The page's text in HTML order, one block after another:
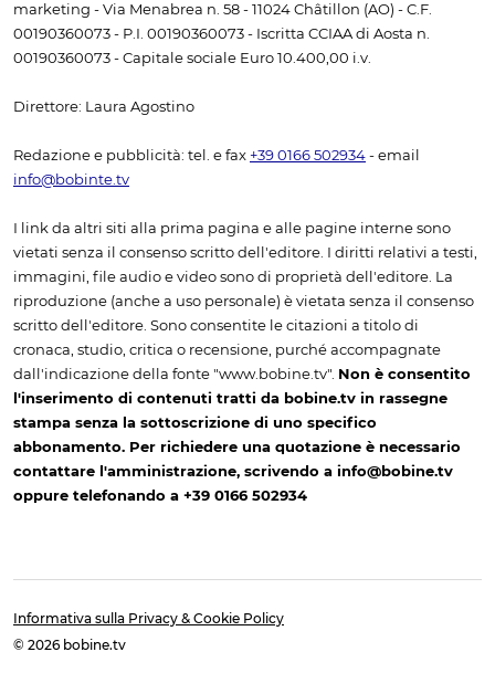
marketing - Via Menabrea n. 58 - 11024 Châtillon (AO) - C.F.
00190360073 - P.I. 00190360073 - Iscritta CCIAA di Aosta n.
00190360073 - Capitale sociale Euro 10.400,00 i.v.
Direttore: Laura Agostino
Redazione e pubblicità: tel. e fax +39 0166 502934 - email
info@bobinte.tv
I link da altri siti alla prima pagina e alle pagine interne sono
vietati senza il consenso scritto dell'editore. I diritti relativi a testi,
immagini, file audio e video sono di proprietà dell'editore. La
riproduzione (anche a uso personale) è vietata senza il consenso
scritto dell'editore. Sono consentite le citazioni a titolo di
cronaca, studio, critica o recensione, purché accompagnate
dall'indicazione della fonte "www.bobine.tv". Non è consentito
l'inserimento di contenuti tratti da bobine.tv in rassegne
stampa senza la sottoscrizione di uno specifico
abbonamento. Per richiedere una quotazione è necessario
contattare l'amministrazione, scrivendo a info@bobine.tv
oppure telefonando a +39 0166 502934
Informativa sulla Privacy & Cookie Policy
© 2026 bobine.tv